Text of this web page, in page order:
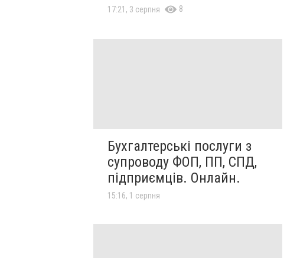
17:21, 3 серпня 8
Бухгалтерські послуги з
супроводу ФОП, ПП, СПД,
підприємців. Онлайн.
15:16, 1 серпня